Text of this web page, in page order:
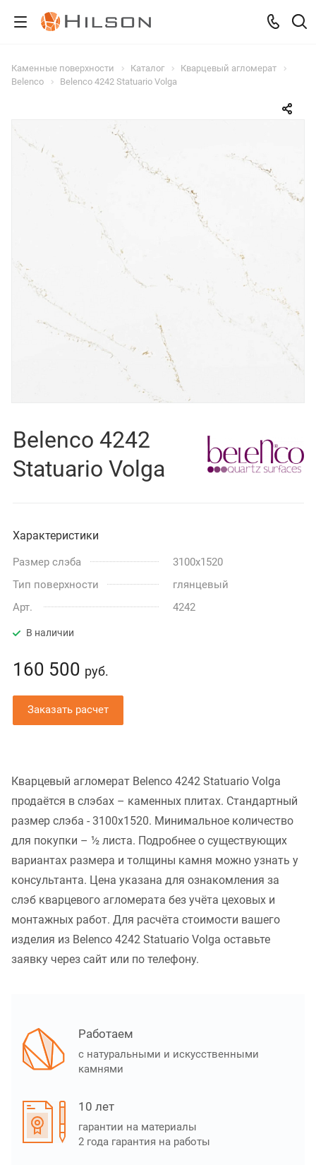
Каменные поверхности Каталог
Кварцевый агломерат
Belenco
Belenco 4242 Statuario Volga
Belenco 4242
Statuario Volga
Характеристики
Размер слэба
3100x1520
Тип поверхности
глянцевый
Арт.
4242
В наличии
160 500 руб.
Заказать расчет
Кварцевый агломерат Belenco 4242 Statuario Volga
продаётся в слэбах – каменных плитах. Стандартный
размер слэба - 3100x1520. Минимальное количество
для покупки – ½ листа. Подробнее о существующих
вариантах размера и толщины камня можно узнать у
консультанта. Цена указана для ознакомления за
слэб кварцевого агломерата без учёта цеховых и
монтажных работ. Для расчёта стоимости вашего
изделия из Belenco 4242 Statuario Volga оставьте
заявку через сайт или по телефону.
Работаем
с натуральными и искусственными
камнями
10 лет
гарантии на материалы
2 года гарантия на работы